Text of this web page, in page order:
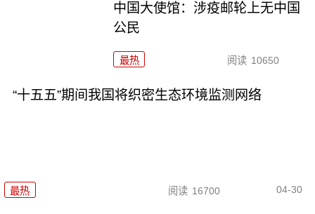
中国大使馆：涉疫邮轮上无中国
公民
最热 阅读 10650
“十五五”期间我国将织密生态环境监测网络
最热 阅读 16700 04-30